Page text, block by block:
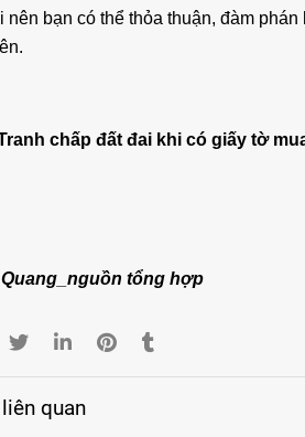
nên bạn có thể thỏa thuận, đàm
chấp đất đai khi có giấy tờ
tổng hợp
quan